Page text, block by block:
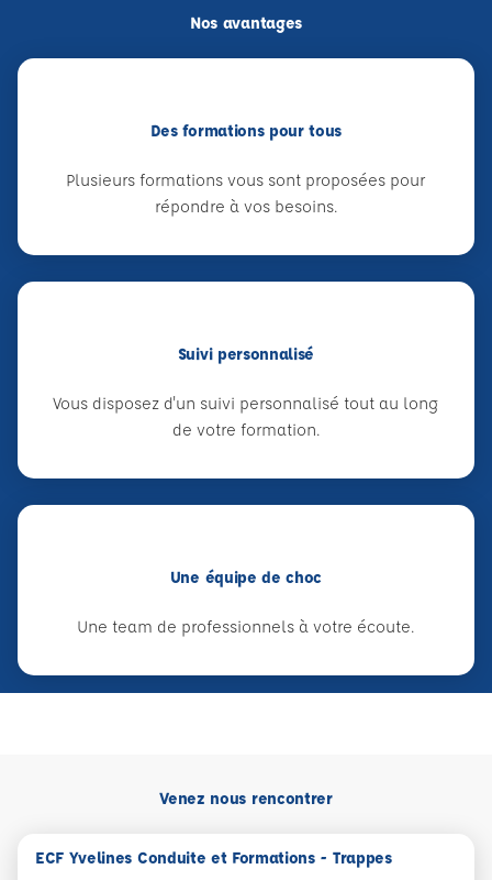
Nos avantages
Des formations pour tous
Plusieurs formations vous sont proposées pour
répondre à vos besoins.
Suivi personnalisé
Vous disposez d'un suivi personnalisé tout au long
de votre formation.
Une équipe de choc
Une team de professionnels à votre écoute.
Venez nous rencontrer
ECF Yvelines Conduite et Formations - Trappes